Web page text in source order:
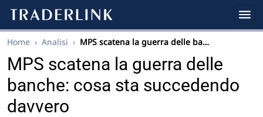
Home › Analisi › MPS scatena la guerra delle ba…
MPS scatena la guerra delle
banche: cosa sta succedendo
davvero